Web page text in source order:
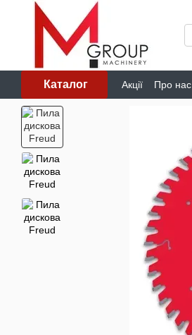
Перейти до основного контенту
Каталог Акції Про нас